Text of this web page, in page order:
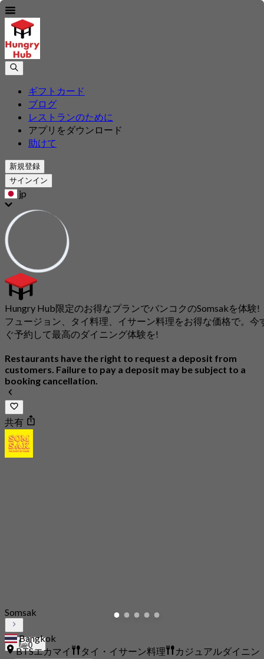
ギフトカード
ブログ
レストランのために
アプリをダウンロード
助けて
新規登録
サインイン
jp
Hungry Hub限定のお得なプランでバンコクのSomsakを体験!
フュージョン、タイ料理、イサーン料理をお得な価格で。今
ぐ予約して最高のダイニング体験を!
Restaurants have the right to request a deposit from
customers. Failure to pay a deposit may be subject to a
booking cancellation.
共有
0
Somsak
Bangkok
BTSエカマイ
タイ・イサーン料理
カジュアルダイニン